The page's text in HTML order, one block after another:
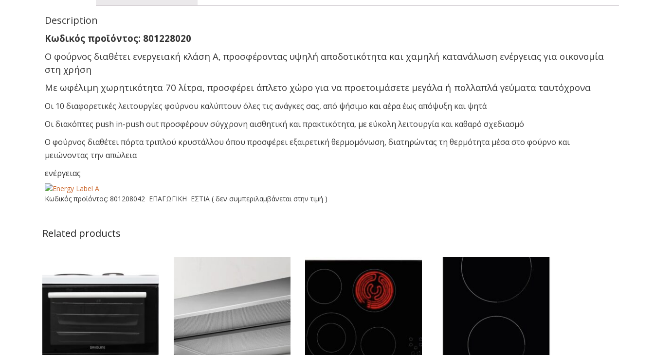
Description
Κωδικός προϊόντος: 801228020
Ο φούρνος διαθέτει ενεργειακή κλάση A, προσφέροντας υψηλή αποδοτικότητα και χαμηλή κατανάλωση ενέργειας για οικονομία
στη χρήση
Με ωφέλιμη χωρητικότητα 70 λίτρα, προσφέρει άπλετο χώρο για να προετοιμάσετε μεγάλα ή πολλαπλά γεύματα ταυτόχρονα
Οι 10 διαφορετικές λειτουργίες φούρνου καλύπτουν όλες τις ανάγκες σας, από ψήσιμο και αέρα έως απόψυξη και ψητά
Οι διακόπτες push in-push out προσφέρουν σύγχρονη αισθητική και πρακτικότητα, με εύκολη λειτουργία και καθαρό σχεδιασμό
Ο φούρνος διαθέτει πόρτα τριπλού κρυστάλλου όπου προσφέρει εξαιρετική θερμομόνωση, διατηρώντας τη θερμότητα μέσα στο φούρνο και
μειώνοντας την απώλεια
ενέργειας
Κωδικός προϊόντος: 801208042 ΕΠΑΓΩΓΙΚΗ ΕΣΤΙΑ ( δεν συμπεριλαμβάνεται στην τιμή )
Related products